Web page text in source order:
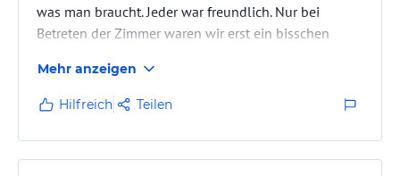
was man braucht. Jeder war freundlich. Nur bei
Betreten der Zimmer waren wir erst ein bisschen
Doch es war alles sauber das war für uns das
wichtigste.
Mehr anzeigen
Hilfreich Teilen